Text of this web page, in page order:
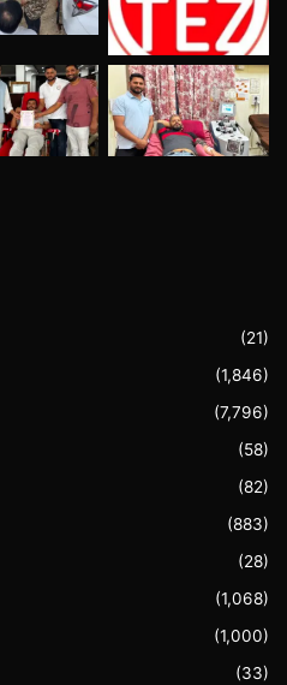
(21)
(1,846)
(7,796)
(58)
(82)
(883)
(28)
(1,068)
(1,000)
(33)